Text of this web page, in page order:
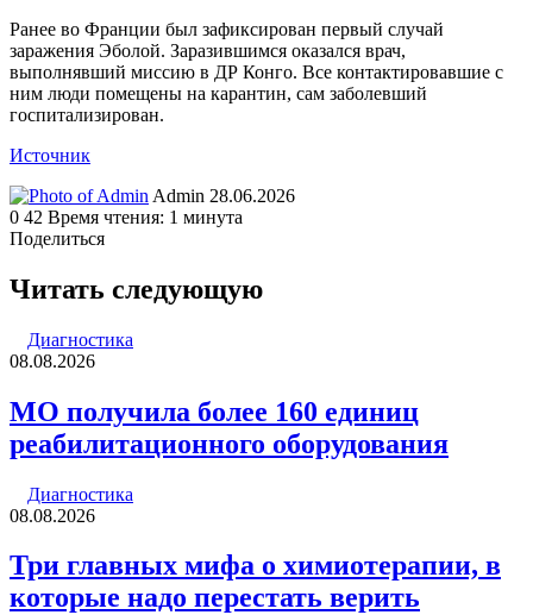
Ранее во Франции был зафиксирован первый случай
заражения Эболой. Заразившимся оказался врач,
выполнявший миссию в ДР Конго. Все контактировавшие с
ним люди помещены на карантин, сам заболевший
госпитализирован.
Источник
Admin Send
an
28.06.2026
0 42 Время чтения: 1 минута
Поделиться
через
электронную
Читать следующую
Диагностика
08.08.2026
МО получила более 160 единиц
реабилитационного оборудования
Диагностика
08.08.2026
Три главных мифа о химиотерапии, в
которые надо перестать верить